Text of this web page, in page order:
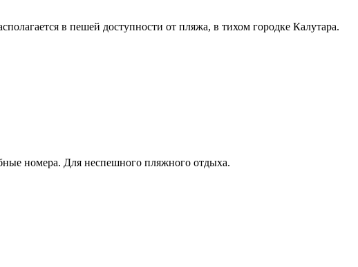
в пешей доступности от пляжа, в тихом городке Калутара.
номера. Для неспешного пляжного отдыха.